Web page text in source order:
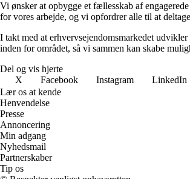
Vi ønsker at opbygge et fællesskab af
for vores arbejde, og vi opfordrer alle til at
I takt med at erhvervsejendomsmarkedet
inden for området, så vi sammen kan skabe
Del og vis hjerte
X
Facebook Instagram LinkedIn
Lær os at kende
Henvendelse
Presse
Annoncering
Min adgang
Nyhedsmail
Partnerskaber
Tip os